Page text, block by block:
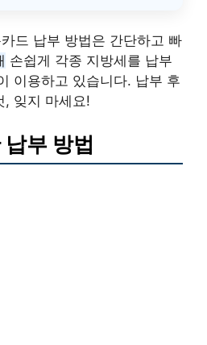
드 납부 방법은 간단하고 빠
손쉽게 각종 지방세를 납부
이용하고 있습니다. 납부 후
, 잊지 마세요!
부 방법